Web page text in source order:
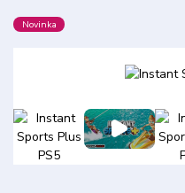
Novinka